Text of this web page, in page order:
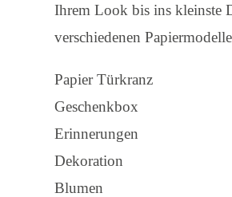
Ihrem Look bis ins kleinste
verschiedenen
Papier Türkranz
Geschenkbox
Erinnerungen
Dekoration
Blumen